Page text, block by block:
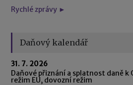
Rychlé zprávy ►
Daňový kalendář
31. 7. 2026
Daňové přiznání a splatnost daně k
režim EU, dovozní režim